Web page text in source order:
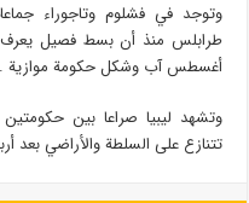
وتوجد في فشلوم وتاجوراء
طرابلس منذ أن بسط فصيل يعرف
أغسطس آب وشكل حكومة موازية .
وتشهد ليبيا صراعا بين
تتنازع على السلطة والأراضي بعد